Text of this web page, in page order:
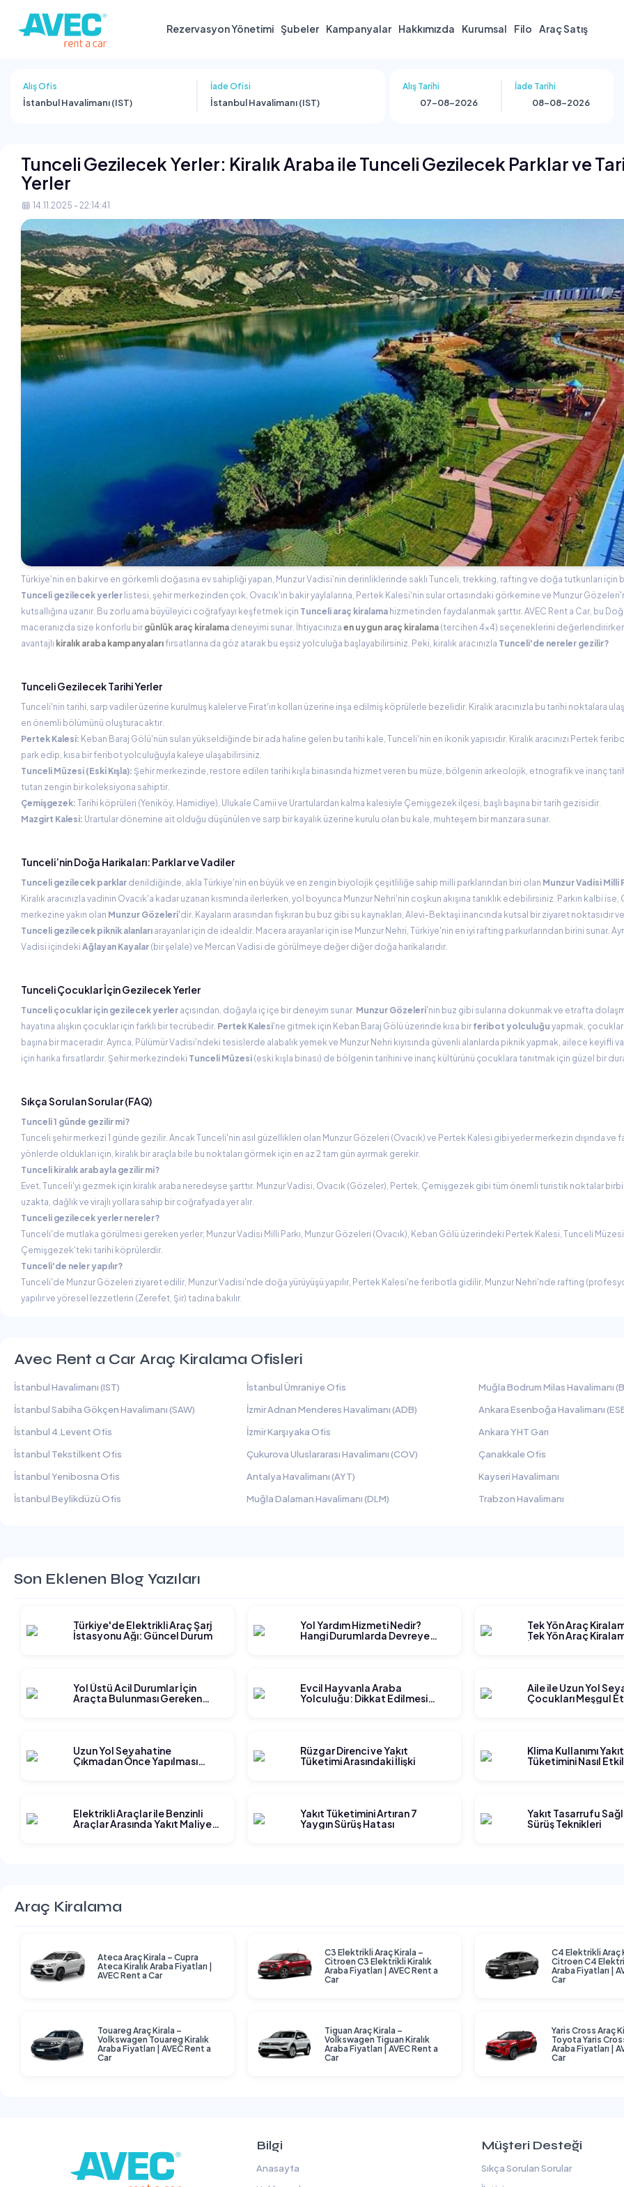
Rezervasyon Yönetimi Şubeler Kampanyalar Hakkımızda Kurumsal Filo Araç Satış
Alış Ofis
İstanbul Havalimanı (IST)
İade Ofisi
İstanbul Havalimanı (IST)
Alış Tarihi İade Tarihi
Tunceli Gezilecek Yerler: Kiralık Araba ile Tunceli Gezilecek Parklar ve
Yerler
14.11.2025 - 22:14:41
Türkiye'nin en bakir ve en görkemli doğasına ev sahipliği yapan, Munzur Vadisi'nin derinliklerinde saklı Tunceli, trekking, rafting ve doğa tutkunları için
Tunceli gezilecek yerler listesi, şehir merkezinden çok, Ovacık'ın bakir yaylalarına, Pertek Kalesi'nin sular ortasındaki görkemine ve Munzur
kutsallığına uzanır. Bu zorlu ama büyüleyici coğrafyayı keşfetmek için Tunceli araç kiralama hizmetinden faydalanmak şarttır. AVEC Rent a Car, bu
maceranızda size konforlu bir günlük araç kiralama deneyimi sunar. İhtiyacınıza en uygun araç kiralama (tercihen 4x4) seçeneklerini
avantajlı kiralık araba kampanyalarıfırsatlarına da göz atarak bu eşsiz yolculuğa başlayabilirsiniz. Peki, kiralık aracınızla Tunceli'de nereler gezilir?
Tunceli Gezilecek Tarihi Yerler
Tunceli'nin tarihi, sarp vadiler üzerine kurulmuş kaleler ve Fırat'ın kolları üzerine inşa edilmiş köprülerle bezelidir. Kiralık aracınızla bu tarihi noktalara
en önemli bölümünü oluşturacaktır.
Pertek Kalesi: Keban Baraj Gölü'nün suları yükseldiğinde bir ada haline gelen bu tarihi kale, Tunceli'nin en ikonik yapısıdır. Kiralık aracınızı Pertek
park edip, kısa bir feribot yolculuğuyla kaleye ulaşabilirsiniz.
Tunceli Müzesi (Eski Kışla): Şehir merkezinde, restore edilen tarihi kışla binasında hizmet veren bu müze, bölgenin arkeolojik, etnografik ve inanç
tutan zengin bir koleksiyona sahiptir.
Çemişgezek: Tarihi köprüleri (Yeniköy, Hamidiye), Ulukale Camii ve Urartulardan kalma kalesiyle Çemişgezek ilçesi, başlı başına bir tarih gezisidir.
Mazgirt Kalesi: Urartular dönemine ait olduğu düşünülen ve sarp bir kayalık üzerine kurulu olan bu kale, muhteşem bir manzara sunar.
Tunceli’nin Doğa Harikaları: Parklar ve Vadiler
Tunceli gezilecek parklar denildiğinde, akla Türkiye'nin en büyük ve en zengin biyolojik çeşitliliğe sahip milli parklarından biri olan Munzur Vadisi Milli
Kiralık aracınızla vadinin Ovacık'a kadar uzanan kısmında ilerlerken, yol boyunca Munzur Nehri'nin coşkun akışına tanıklık edebilirsiniz. Parkın kalbi ise,
merkezine yakın olan Munzur Gözeleri'dir. Kayaların arasından fışkıran bu buz gibi su kaynakları, Alevi-Bektaşi inancında kutsal bir ziyaret noktasıdır
Tunceli gezilecek piknik alanları arayanlar için de idealdir. Macera arayanlar için ise Munzur Nehri, Türkiye'nin en iyi rafting parkurlarından birini sunar.
Vadisi içindeki Ağlayan Kayalar (bir şelale) ve Mercan Vadisi de görülmeye değer diğer doğa harikalarıdır.
Tunceli Çocuklar İçin Gezilecek Yerler
Tunceli çocuklar için gezilecek yerler açısından, doğayla iç içe bir deneyim sunar. Munzur Gözeleri'nin buz gibi sularına dokunmak ve etrafta
hayatına alışkın çocuklar için farklı bir tecrübedir. Pertek Kalesi'ne gitmek için Keban Baraj Gölü üzerinde kısa bir feribot yolculuğu yapmak, çocuklar
başına bir maceradır. Ayrıca, Pülümür Vadisi'ndeki tesislerde alabalık yemek ve Munzur Nehri kıyısında güvenli alanlarda piknik yapmak, ailece keyifli
için harika fırsatlardır. Şehir merkezindeki Tunceli Müzesi (eski kışla binası) de bölgenin tarihini ve inanç kültürünü çocuklara tanıtmak için güzel bir
Sıkça Sorulan Sorular (FAQ)
Tunceli 1 günde gezilir mi?
Tunceli şehir merkezi 1 günde gezilir. Ancak Tunceli'nin asıl güzellikleri olan Munzur Gözeleri (Ovacık) ve Pertek Kalesi gibi yerler merkezin dışında ve
yönlerde oldukları için, kiralık bir araçla bile bu noktaları görmek için en az 2 tam gün ayırmak gerekir.
Tunceli kiralık arabayla gezilir mi?
Evet, Tunceli'yi gezmek için kiralık araba neredeyse şarttır. Munzur Vadisi, Ovacık (Gözeler), Pertek, Çemişgezek gibi tüm önemli turistik noktalar
uzakta, dağlık ve virajlı yollara sahip bir coğrafyada yer alır.
Tunceli gezilecek yerler nereler?
Tunceli'de mutlaka görülmesi gereken yerler; Munzur Vadisi Milli Parkı, Munzur Gözeleri (Ovacık), Keban Gölü üzerindeki Pertek Kalesi, Tunceli
Çemişgezek'teki tarihi köprülerdir.
Tunceli'de neler yapılır?
Tunceli'de Munzur Gözeleri ziyaret edilir, Munzur Vadisi'nde doğa yürüyüşü yapılır, Pertek Kalesi'ne feribotla gidilir, Munzur Nehri'nde rafting
yapılır ve yöresel lezzetlerin (Zerefet, Şir) tadına bakılır.
Avec Rent a Car Araç Kiralama Ofisleri
İstanbul Havalimanı (IST)
İstanbul Sabiha Gökçen Havalimanı (SAW)
İstanbul 4.Levent Ofis
İstanbul Tekstilkent Ofis
İstanbul Yenibosna Ofis
İstanbul Beylikdüzü Ofis
İstanbul Ümraniye Ofis
İzmir Adnan Menderes Havalimanı (ADB)
İzmir Karşıyaka Ofis
Çukurova Uluslararası Havalimanı (COV)
Antalya Havalimanı (AYT)
Muğla Dalaman Havalimanı (DLM)
Muğla Bodrum Milas Havalimanı
Ankara Esenboğa Havalimanı
Ankara YHT Garı
Çanakkale Ofis
Kayseri Havalimanı
Trabzon Havalimanı
Son Eklenen Blog Yazıları
Türkiye'de Elektrikli Araç Şarj
İstasyonu Ağı: Güncel Durum
Yol Yardım Hizmeti Nedir?
Hangi Durumlarda Devreye
Tek Yön Araç
Tek Yön Araç
Yol Üstü Acil Durumlar İçin
Araçta Bulunması Gereken
Evcil Hayvanla Araba
Yolculuğu: Dikkat Edilmesi
Aile ile Uzun Yol
Çocukları Meşgul
Uzun Yol Seyahatine
Çıkmadan Önce Yapılması
Rüzgar Direnci ve Yakıt
Tüketimi Arasındaki İlişki
Klima Kullanımı Yakıt
Tüketimini Nasıl
Elektrikli Araçlar ile Benzinli
Araçlar Arasında Yakıt Maliyeti
Yakıt Tüketimini Artıran 7
Yaygın Sürüş Hatası
Yakıt Tasarrufu
Sürüş Teknikleri
Araç Kiralama
Ateca Araç Kirala – Cupra
Ateca Kiralık Araba Fiyatları |
AVEC Rent a Car
C3 Elektrikli Araç Kirala –
Citroen C3 Elektrikli Kiralık
Araba Fiyatları | AVEC Rent a
Car
C4 Elektrikli Araç
Citroen C4
Araba Fiyatları |
Car
Touareg Araç Kirala –
Volkswagen Touareg Kiralık
Araba Fiyatları | AVEC Rent a
Car
Tiguan Araç Kirala –
Volkswagen Tiguan Kiralık
Araba Fiyatları | AVEC Rent a
Car
Yaris Cross Araç
Toyota Yaris
Araba Fiyatları |
Car
Bilgi
Anasayfa
Müşteri Desteği
Sıkça Sorulan Sorular